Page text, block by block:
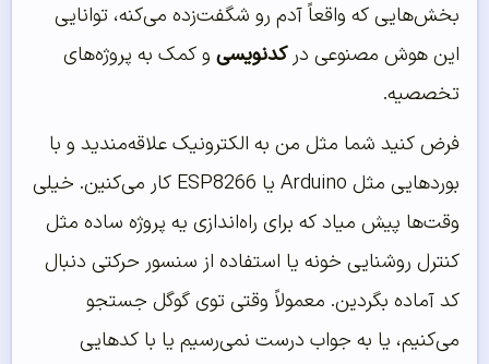
بخش‌هایی که واقعاً آدم رو شگفت‌زده می‌کنه، توانایی
این هوش مصنوعی درکدنویسی و کمک به پروژه‌های
تخصصیه.
فرض کنید شما مثل من به الکترونیک علاقه‌مندید و با
بوردهایی مثل Arduino یا ESP8266 کار می‌کنین. خیلی
وقت‌ها پیش میاد که برای راه‌اندازی یه پروژه ساده مثل
کنترل روشنایی خونه یا استفاده از سنسور حرکتی دنبال
کد آماده بگردین. معمولاً وقتی توی گوگل جستجو
می‌کنیم، یا به جواب درست نمی‌رسیم یا با کدهایی